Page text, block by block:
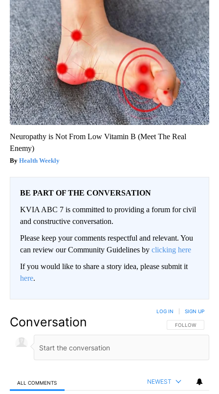
Neuropathy is Not From Low Vitamin B (Meet The Real
Enemy)
Health Weekly
BE PART OF THE CONVERSATION
KVIA ABC 7 is committed to providing a forum for civil
and constructive conversation.
Please keep your comments respectful and relevant. You
can review our Community Guidelines by clicking here
If you would like to share a story idea, please submit it
here.
Conversation FOLLOW THIS
FOLLOW
LOG IN SIGN UP
ALL COMMENTS NEWEST